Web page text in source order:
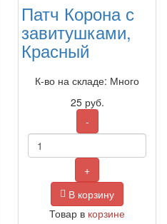
Патч Корона с
завитушками,
Красный
К-во на складе: Много
25 руб.
-
+
В корзину
Товар в корзине